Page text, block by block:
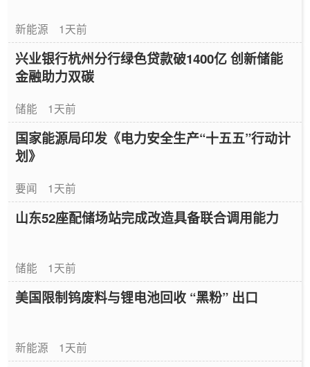
新能源 1天前
兴业银行杭州分行绿色贷款破1400亿 创新储能
金融助力双碳
储能 1天前
国家能源局印发《电力安全生产“十五五”行动计
划》
要闻 1天前
山东52座配储场站完成改造具备联合调用能力
储能 1天前
美国限制钨废料与锂电池回收 “黑粉” 出口
新能源 1天前